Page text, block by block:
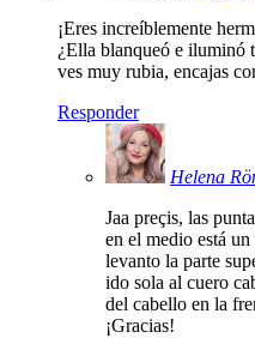
¡Eres increíblemente
¿Ella blanqueó e iluminó
ves muy rubia, encajas
Responder
Helena
Jaa preçis, las
en el medio está
levanto la parte
ido sola al cuero
del cabello en la
¡Gracias!